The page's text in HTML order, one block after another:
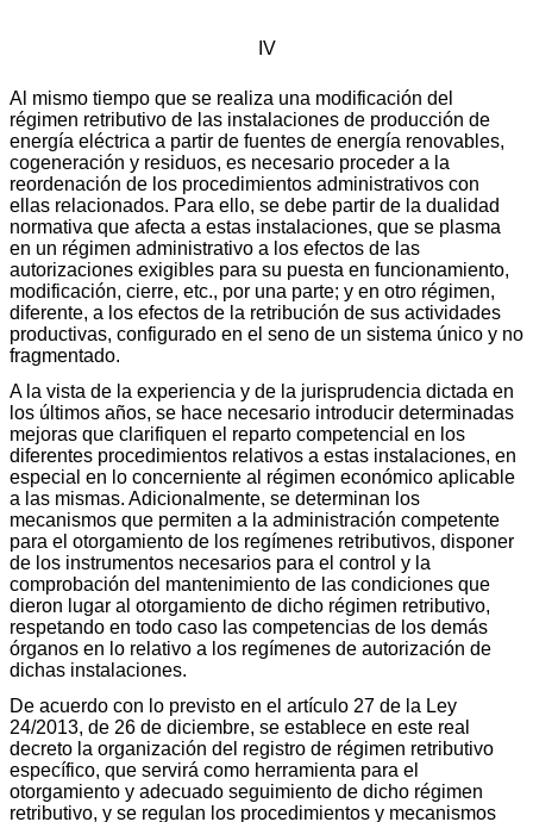
IV
Al mismo tiempo que se realiza una modificación del
régimen retributivo de las instalaciones de producción de
energía eléctrica a partir de fuentes de energía renovables,
cogeneración y residuos, es necesario proceder a la
reordenación de los procedimientos administrativos con
ellas relacionados. Para ello, se debe partir de la dualidad
normativa que afecta a estas instalaciones, que se plasma
en un régimen administrativo a los efectos de las
autorizaciones exigibles para su puesta en funcionamiento,
modificación, cierre, etc., por una parte; y en otro régimen,
diferente, a los efectos de la retribución de sus actividades
productivas, configurado en el seno de un sistema único y no
fragmentado.
A la vista de la experiencia y de la jurisprudencia dictada en
los últimos años, se hace necesario introducir determinadas
mejoras que clarifiquen el reparto competencial en los
diferentes procedimientos relativos a estas instalaciones, en
especial en lo concerniente al régimen económico aplicable
a las mismas. Adicionalmente, se determinan los
mecanismos que permiten a la administración competente
para el otorgamiento de los regímenes retributivos, disponer
de los instrumentos necesarios para el control y la
comprobación del mantenimiento de las condiciones que
dieron lugar al otorgamiento de dicho régimen retributivo,
respetando en todo caso las competencias de los demás
órganos en lo relativo a los regímenes de autorización de
dichas instalaciones.
De acuerdo con lo previsto en el artículo 27 de la Ley
24/2013, de 26 de diciembre, se establece en este real
decreto la organización del registro de régimen retributivo
específico, que servirá como herramienta para el
otorgamiento y adecuado seguimiento de dicho régimen
retributivo, y se regulan los procedimientos y mecanismos